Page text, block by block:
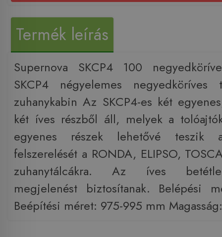
Termék leírás
Supernova SKCP4 100
SKCP4 négyelemes negyedköríves
zuhanykabin Az SKCP4-es két
két íves részből áll, melyek a
egyenes részek lehetővé teszik
felszerelését a RONDA, ELIPSO,
zuhanytálcákra. Az íves
megjelenést biztosítanak. Belépési
Beépítési méret: 975-995 mm